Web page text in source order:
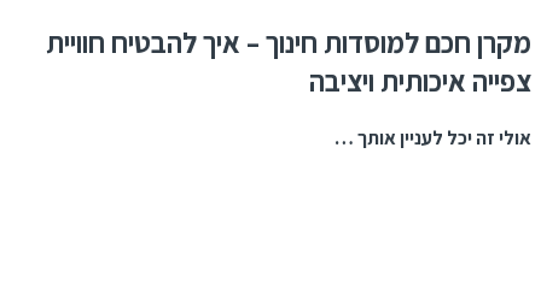
מקרן חכם למוסדות חינוך – איך להבטיח חוויית
צפייה איכותית ויציבה
אולי זה יכל לעניין אותך …